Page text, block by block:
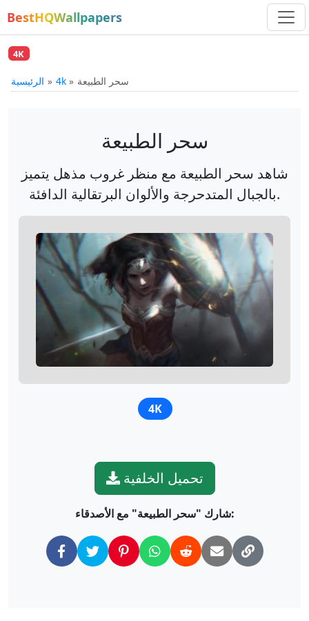
BestHQWallpapers
4K
الرئيسية 4k سحر الطبيعة
سحر الطبيعة
شاهد سحر الطبيعة مع منظر غروب مذهل يتميز
بالجبال المتدحرجة والألوان البرتقالية الدافئة.
4K
تحميل الخلفية
شارك "سحر الطبيعة" مع الأصدقاء: